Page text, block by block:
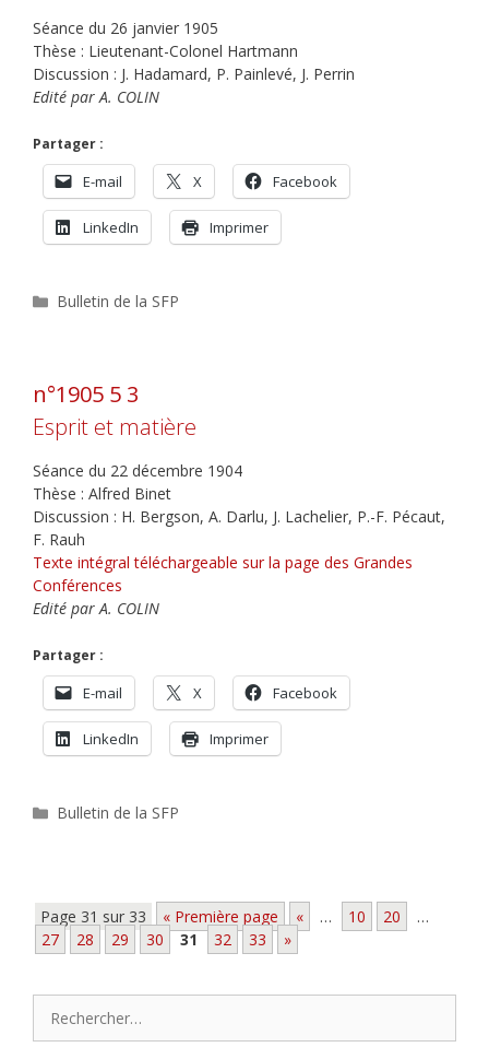
Séance du 26 janvier 1905
Thèse : Lieutenant-Colonel Hartmann
Discussion : J. Hadamard, P. Painlevé, J. Perrin
Edité par A. COLIN
Partager :
E-mail X Facebook
LinkedIn Imprimer
Catégories
Bulletin de la SFP
n°1905 5 3
Esprit et matière
Séance du 22 décembre 1904
Thèse : Alfred Binet
Discussion : H. Bergson, A. Darlu, J. Lachelier, P.-F. Pécaut,
F. Rauh
Texte intégral téléchargeable sur la page des Grandes
Conférences
Edité par A. COLIN
Partager :
E-mail X Facebook
LinkedIn Imprimer
Catégories
Bulletin de la SFP
Page 31 sur 33 « Première page « … 10 20
…
27
28 29 30 31 32 33 »